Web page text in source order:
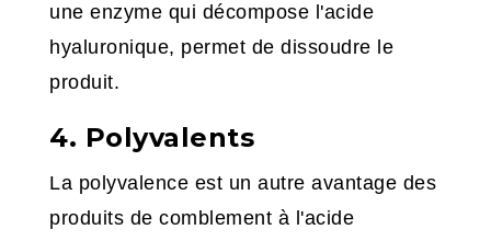
une enzyme qui décompose l'acide
hyaluronique, permet de dissoudre le
produit.
4. Polyvalents
La polyvalence est un autre avantage des
produits de comblement à l'acide